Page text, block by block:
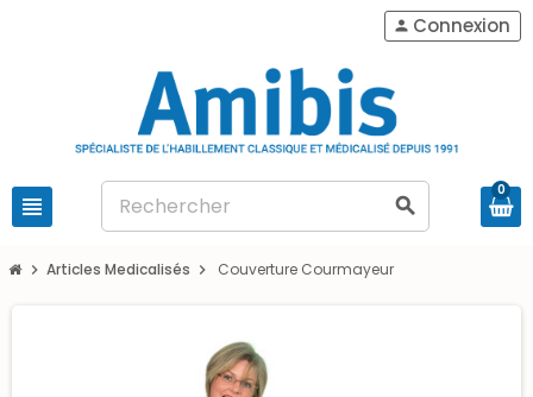
view_headline search
person Connexion
0
chevron_right Articles Medicalisés chevron_right Couverture Courmayeur